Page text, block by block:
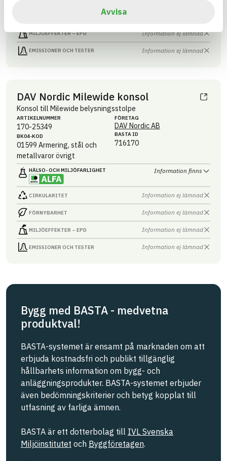
Avvisa
MILJÖEFFEKTER – EPD Information ej lämnad
EMISSIONER OCH TESTER Information ej lämnad
DAV Nordic Milewide konsol
Konsol till Milewide belysningsstolpe
ARTIKEL­NUMMER
170-25349
BK04-KOD
01599 Armering, stål och
metallvaror övrigt
FÖRETAG
DAV Nordic AB
BASTA ID
716170
HÄLSO- OCH MILJÖ­FARLIGHET Information finns
CIRKULARITET Information ej lämnad
FÖRNYBARHET Information ej lämnad
MILJÖEFFEKTER – EPD Information ej lämnad
EMISSIONER OCH TESTER Information ej lämnad
Bygg med BASTA - medvetna
produktval!
BASTA-systemet är ensamt på marknaden om att
erbjuda kostnadsfri och publikt tillgänglig
hållbarhets information om bygg- och
anläggningsprodukter. BASTA-systemet erbjuder
även bedömningskriterier och betyg kopplat till
utfasning av farliga ämnen.
BASTA är ett dotterbolag till IVL Svenska
Miljöinstitutet och Byggföretagen.